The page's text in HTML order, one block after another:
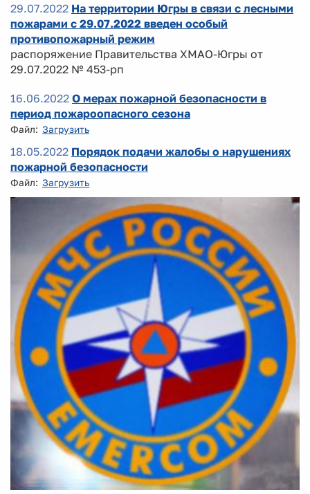
29.07.2022 На территории Югры в связи с лесными
пожарами с 29.07.2022 введен особый
противопожарный режим
распоряжение Правительства ХМАО-Югры от
29.07.2022 № 453-рп
16.06.2022 О мерах пожарной безопасности в
период пожароопасного сезона
Файл: Загрузить
18.05.2022 Порядок подачи жалобы о нарушениях
пожарной безопасности
Файл: Загрузить